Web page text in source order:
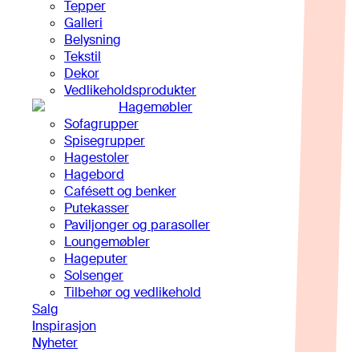
Tepper
Galleri
Belysning
Tekstil
Dekor
Vedlikeholdsprodukter
Hagemøbler
Sofagrupper
Spisegrupper
Hagestoler
Hagebord
Cafésett og benker
Putekasser
Paviljonger og parasoller
Loungemøbler
Hageputer
Solsenger
Tilbehør og vedlikehold
Salg
Inspirasjon
Nyheter